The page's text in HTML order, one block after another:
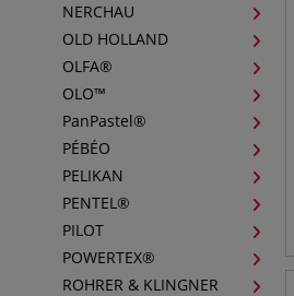
NERCHAU
OLD HOLLAND
OLFA®
OLO™
PanPastel®
PÉBÉO
PELIKAN
PENTEL®
PILOT
POWERTEX®
ROHRER & KLINGNER